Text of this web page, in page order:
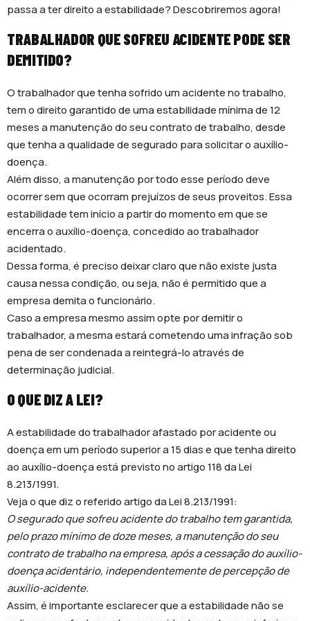
passa a ter direito a estabilidade? Descobriremos agora!
TRABALHADOR QUE SOFREU ACIDENTE PODE SER
DEMITIDO?
O trabalhador que tenha sofrido um acidente no trabalho,
tem o direito garantido de uma estabilidade mínima de 12
meses a manutenção do seu contrato de trabalho, desde
que tenha a qualidade de segurado para solicitar o auxílio-
doença.
Além disso, a manutenção por todo esse período deve
ocorrer sem que ocorram prejuízos de seus proveitos. Essa
estabilidade tem início a partir do momento em que se
encerra o auxílio-doença, concedido ao trabalhador
acidentado.
Dessa forma, é preciso deixar claro que não existe justa
causa nessa condição, ou seja, não é permitido que a
empresa demita o funcionário.
Caso a empresa mesmo assim opte por demitir o
trabalhador, a mesma estará cometendo uma infração sob
pena de ser condenada a reintegrá-lo através de
determinação judicial.
O QUE DIZ A LEI?
A estabilidade do trabalhador afastado por acidente ou
doença em um período superior a 15 dias e que tenha direito
ao auxílio-doença está previsto no artigo 118 da Lei
8.213/1991.
Veja o que diz o referido artigo da Lei 8.213/1991:
O segurado que sofreu acidente do trabalho tem garantida,
pelo prazo mínimo de doze meses, a manutenção do seu
contrato de trabalho na empresa, após a cessação do auxílio-
doença acidentário, independentemente de percepção de
auxílio-acidente.
Assim, é importante esclarecer que a estabilidade não se